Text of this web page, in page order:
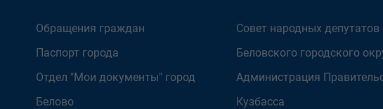
Обращения граждан
Паспорт города
Отдел "Мои документы" город
Белово
Совет народных депутатов
Беловского городского
Администрация
Кузбасса